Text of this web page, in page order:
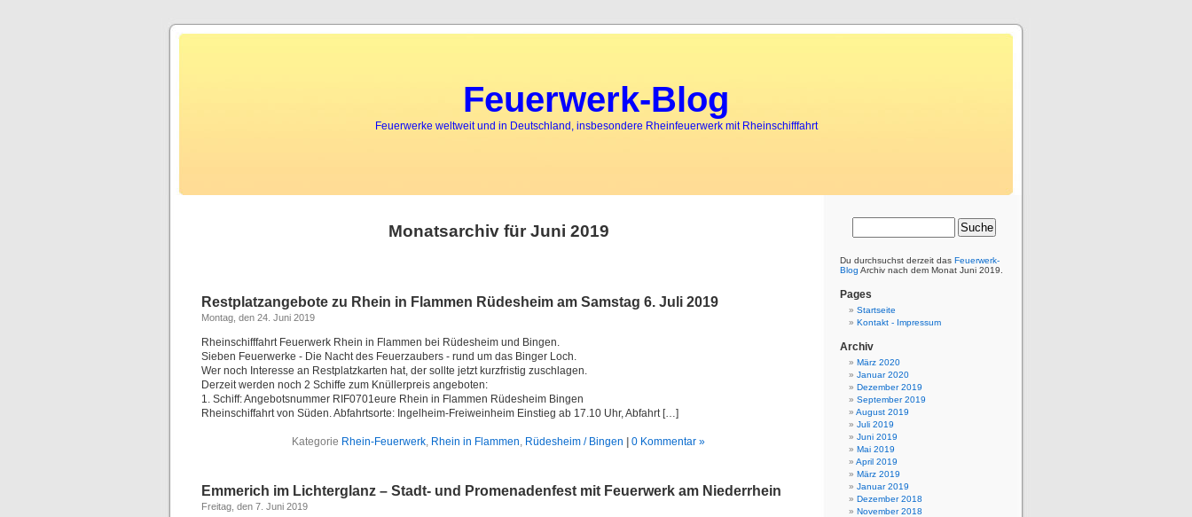
Feuerwerk-Blog
Feuerwerke weltweit und in Deutschland, insbesondere Rheinfeuerwerk mit Rheinschifffahrt
Monatsarchiv für Juni 2019
Restplatzangebote zu Rhein in Flammen Rüdesheim am Samstag 6. Juli 2019
Montag, den 24. Juni 2019
Rheinschifffahrt Feuerwerk Rhein in Flammen bei Rüdesheim und Bingen.
Sieben Feuerwerke - Die Nacht des Feuerzaubers - rund um das Binger Loch.
Wer noch Interesse an Restplatzkarten hat, der sollte jetzt kurzfristig zuschlagen.
Derzeit werden noch 2 Schiffe zum Knüllerpreis angeboten:
1. Schiff: Angebotsnummer RIF0701eure Rhein in Flammen Rüdesheim Bingen
Rheinschiffahrt von Süden. Abfahrtsorte: Ingelheim-Freiweinheim Einstieg ab 17.10 Uhr, Abfahrt […]
Kategorie Rhein-Feuerwerk, Rhein in Flammen, Rüdesheim / Bingen 0 Kommentar »
Emmerich im Lichterglanz – Stadt- und Promenadenfest mit Feuerwerk am Niederrhein
Freitag, den 7. Juni 2019
Du durchsuchst derzeit das Feuerwerk-
Blog Archiv nach dem Monat Juni 2019.
Pages
Startseite
Kontakt - Impressum
Archiv
März 2020
Januar 2020
Dezember 2019
September 2019
August 2019
Juli 2019
Juni 2019
Mai 2019
April 2019
März 2019
Januar 2019
Dezember 2018
November 2018